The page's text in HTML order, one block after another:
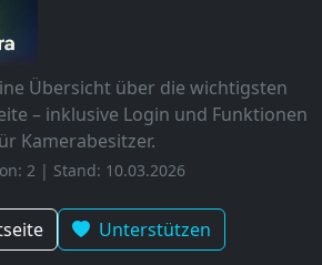
Übersicht über die wichtigsten
– inklusive Login und Funktionen
Kamerabesitzer.
2 | Stand: 10.03.2026
Unterstützen